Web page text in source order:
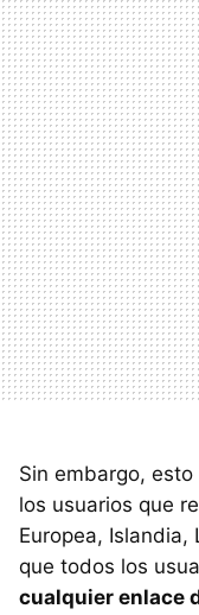
Sin embargo,
los usuarios que
Europea, Islandia,
que todos los
cualquier enlace